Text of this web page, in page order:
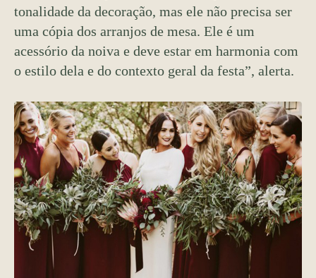
tonalidade da decoração, mas ele não precisa ser
uma cópia dos arranjos de mesa. Ele é um
acessório da noiva e deve estar em harmonia com
o estilo dela e do contexto geral da festa”, alerta.